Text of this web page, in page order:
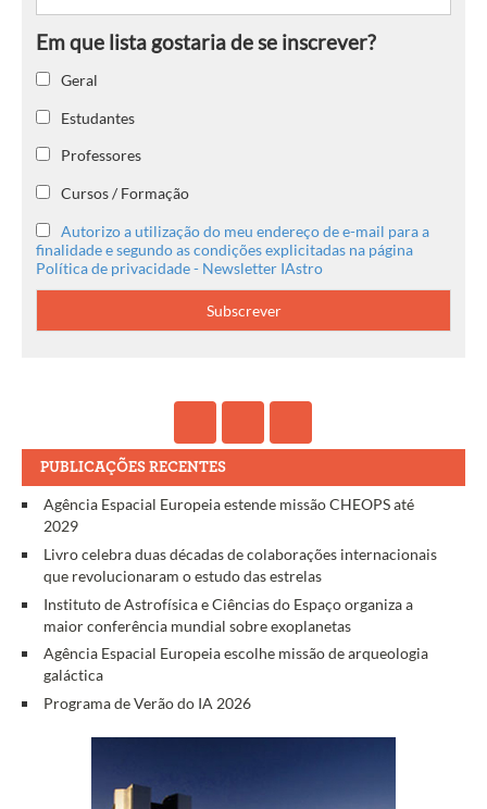
Geral
Estudantes
Professores
Cursos / Formação
Autorizo a utilização do meu endereço de e-mail para a
finalidade e segundo as condições explicitadas na página
Política de privacidade - Newsletter IAstro
PUBLICAÇÕES RECENTES
Agência Espacial Europeia estende missão CHEOPS até
2029
Livro celebra duas décadas de colaborações internacionais
que revolucionaram o estudo das estrelas
Instituto de Astrofísica e Ciências do Espaço organiza a
maior conferência mundial sobre exoplanetas
Agência Espacial Europeia escolhe missão de arqueologia
galáctica
Programa de Verão do IA 2026